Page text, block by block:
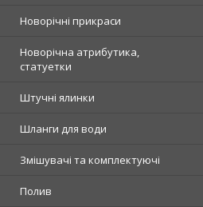
Новорічні прикраси
Новорічна атрибутика,
статуетки
Штучні ялинки
Шланги для води
Змішувачі та комплектуючі
Полив